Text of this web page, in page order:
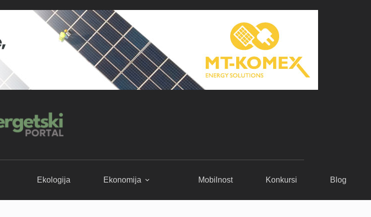
Ekologija Ekonomija Mobilnost Konkursi Blog